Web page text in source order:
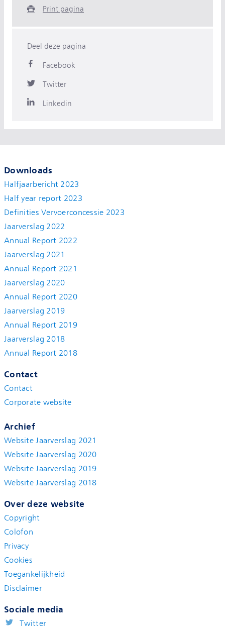
Print pagina
Deel deze pagina
Facebook
Twitter
Linkedin
Downloads
Halfjaarbericht 2023
Half year report 2023
Definities Vervoerconcessie 2023
Jaarverslag 2022
Annual Report 2022
Jaarverslag 2021
Annual Report 2021
Jaarverslag 2020
Annual Report 2020
Jaarverslag 2019
Annual Report 2019
Jaarverslag 2018
Annual Report 2018
Contact
Contact
Corporate website
Archief
Website Jaarverslag 2021
Website Jaarverslag 2020
Website Jaarverslag 2019
Website Jaarverslag 2018
Over deze website
Copyright
Colofon
Privacy
Cookies
Toegankelijkheid
Disclaimer
Sociale media
Twitter